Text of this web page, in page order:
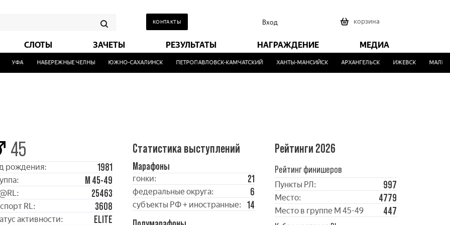
КОНТАКТЫ Вход корзина
СЛОТЫ ЗАЧЕТЫ РЕЗУЛЬТАТЫ НАГРАЖДЕНИЕ МЕДИА
УФА НАБЕРЕЖНЫЕ ЧЕЛНЫ ЮЖНО-САХАЛИНСК ПЕТРОПАВЛОВСК-КАМЧАТСКИЙ ХАНТЫ-МАНСИЙСК АРХАНГЕЛЬСК ИЖЕВСК
45
рождения: 1981
М 45-49
25463
RL: 3608
активности: ELITE
Статистика выступлений
Марафоны
гонки: 21
федеральные округа: 6
субъекты РФ + иностранные:
14
Рейтинги 2026
Рейтинг финишеров
Пункты РЛ: 997
Место: 4779
Место в группе М 45-49
447